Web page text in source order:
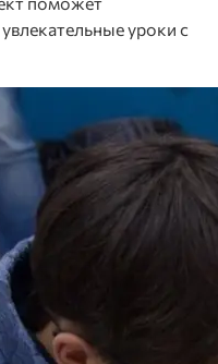
уроки с